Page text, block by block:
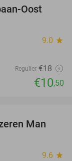
42%
Oost
9.0 star
Regulier €18
€10,50
29%
Man
9.6 star